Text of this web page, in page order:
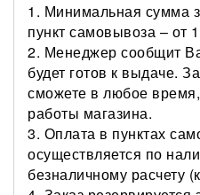
1. Минимальная сумма
пункт самовывоза – от
2. Менеджер сообщит
будет готов к выдаче.
сможете в любое
работы магазина.
3. Оплата в пунктах
осуществляется по
безналичному расчету